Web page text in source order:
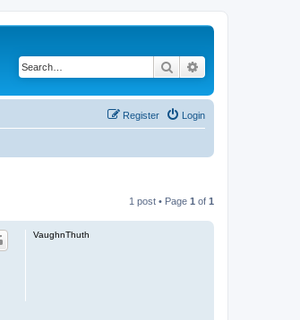
Search
Login
Register
1 post • Page 1 of 1
VaughnThuth